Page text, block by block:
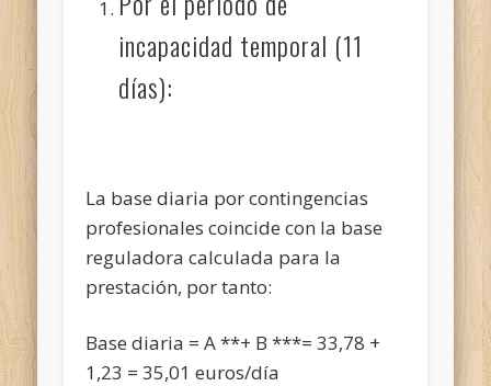
incapacidad temporal (11
días):
La base diaria por contingencias
profesionales coincide con la base
reguladora calculada para la
prestación, por tanto:
Base diaria = A **+ B ***= 33,78 +
1,23 = 35,01 euros/día